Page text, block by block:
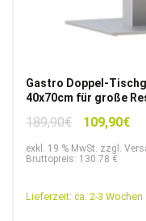
Gastro Doppel-
40x70cm für große
189,90€
war:
109,90€
exkl. 19 % MwSt. zzgl.
Bruttopreis: 130.78 €
Lieferzeit: ca. 2-3 Wochen